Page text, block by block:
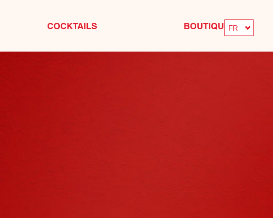
COCKTAILS BOUTIQUEFR